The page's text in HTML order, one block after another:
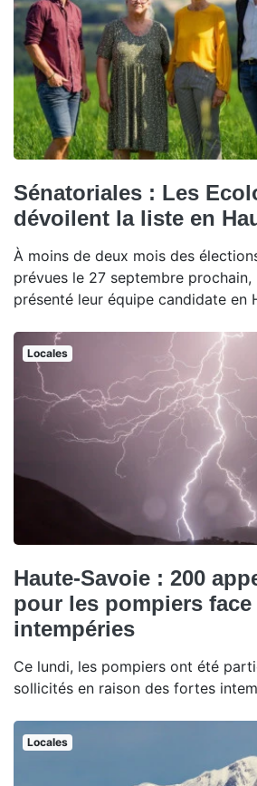
Sénatoriales : Les
dévoilent la liste en
À moins de deux mois des
prévues le 27 septembre
présenté leur équipe candidate en
Locales
Haute-Savoie : 200
pour les pompiers face
intempéries
Ce lundi, les pompiers ont été
sollicités en raison des fortes
Locales